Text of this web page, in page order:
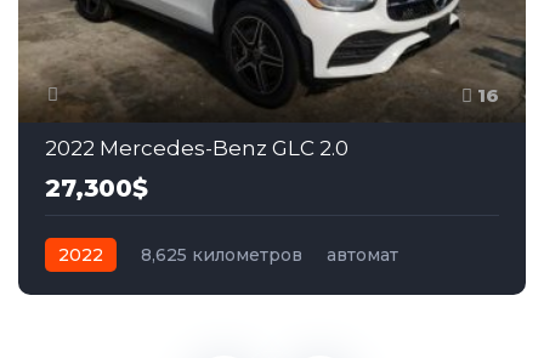
16
2022 Mercedes-Benz GLC 2.0
27,300$
2022 8,625 километров
автомат